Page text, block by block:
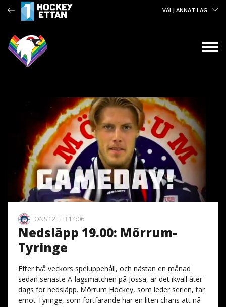
VÄLJ ANNAT LAG
ONS 12 FEB 14:06
Nedsläpp 19.00: Mörrum-
Tyringe
Efter två veckors speluppehåll, och nästan en månad
sedan senaste A-lagsmatchen på Jössa, är det ikväll åter
dags för nedsläpp. Mörrum Hockey, som leder serien, tar
emot Tyringe, som fortfarande har en liten chans att nå